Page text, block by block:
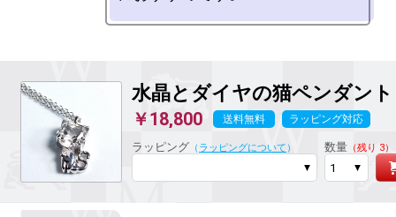
水晶とダイヤの猫ペンダント
￥18,800 送料無料 ラッピング対応
ラッピング （ ラッピングについて ） 数量（残り 3）